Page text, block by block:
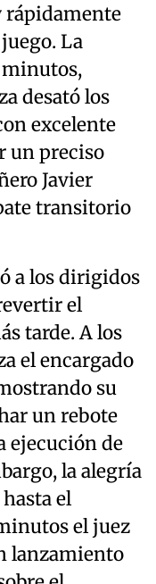
rápidamente
La
minutos,
desató los
excelente
un preciso
Javier
transitorio
a los dirigidos
el
tarde. A los
el encargado
su
un rebote
ejecución de
la alegría
el
el juez
lanzamiento